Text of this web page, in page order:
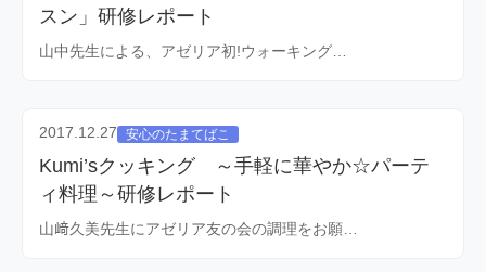
スン」研修レポート
山中先生による、アゼリア初!ウォーキング…
2017.12.27 安心のたまてばこ
Kumi’sクッキング ～手軽に華やか☆パーテ
ィ料理～研修レポート
山﨑久美先生にアゼリア友の会の調理をお願…